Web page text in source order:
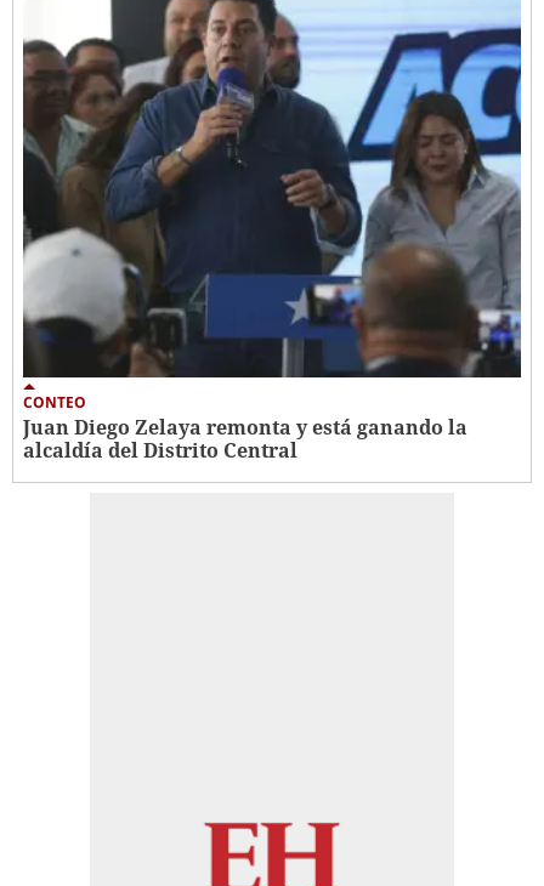
CONTEO
Juan Diego Zelaya remonta y está ganando la
alcaldía del Distrito Central